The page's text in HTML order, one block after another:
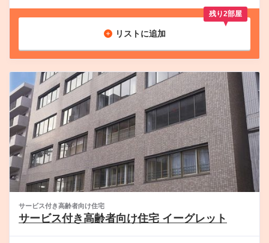
リストに追加
残り2部屋
サービス付き高齢者向け住宅
サービス付き高齢者向け住宅 イーグレット